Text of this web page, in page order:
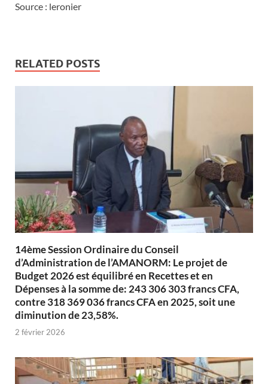
Source : leronier
RELATED POSTS
14ème Session Ordinaire du Conseil
d’Administration de l’AMANORM: Le projet de
Budget 2026 est équilibré en Recettes et en
Dépenses à la somme de: 243 306 303 francs CFA,
contre 318 369 036 francs CFA en 2025, soit une
diminution de 23,58%.
2 février 2026